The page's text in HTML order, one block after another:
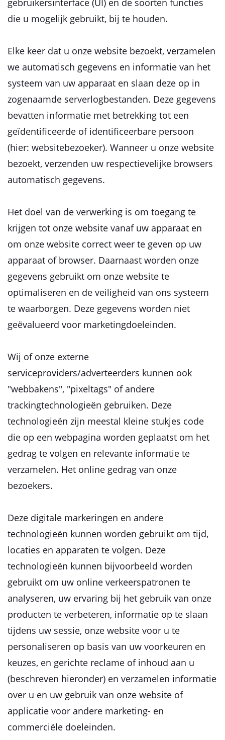
gebruikersinterface (UI) en de soorten functies
die u mogelijk gebruikt, bij te houden.
Elke keer dat u onze website bezoekt, verzamelen
we automatisch gegevens en informatie van het
systeem van uw apparaat en slaan deze op in
zogenaamde serverlogbestanden. Deze gegevens
bevatten informatie met betrekking tot een
geïdentificeerde of identificeerbare persoon
(hier: websitebezoeker). Wanneer u onze website
bezoekt, verzenden uw respectievelijke browsers
automatisch gegevens.
Het doel van de verwerking is om toegang te
krijgen tot onze website vanaf uw apparaat en
om onze website correct weer te geven op uw
apparaat of browser. Daarnaast worden onze
gegevens gebruikt om onze website te
optimaliseren en de veiligheid van ons systeem
te waarborgen. Deze gegevens worden niet
geëvalueerd voor marketingdoeleinden.
Wij of onze externe
serviceproviders/adverteerders kunnen ook
"webbakens", "pixeltags" of andere
trackingtechnologieën gebruiken. Deze
technologieën zijn meestal kleine stukjes code
die op een webpagina worden geplaatst om het
gedrag te volgen en relevante informatie te
verzamelen. Het online gedrag van onze
bezoekers.
Deze digitale markeringen en andere
technologieën kunnen worden gebruikt om tijd,
locaties en apparaten te volgen. Deze
technologieën kunnen bijvoorbeeld worden
gebruikt om uw online verkeerspatronen te
analyseren, uw ervaring bij het gebruik van onze
producten te verbeteren, informatie op te slaan
tijdens uw sessie, onze website voor u te
personaliseren op basis van uw voorkeuren en
keuzes, en gerichte reclame of inhoud aan u
(beschreven hieronder) en verzamelen informatie
over u en uw gebruik van onze website of
applicatie voor andere marketing- en
commerciële doeleinden.